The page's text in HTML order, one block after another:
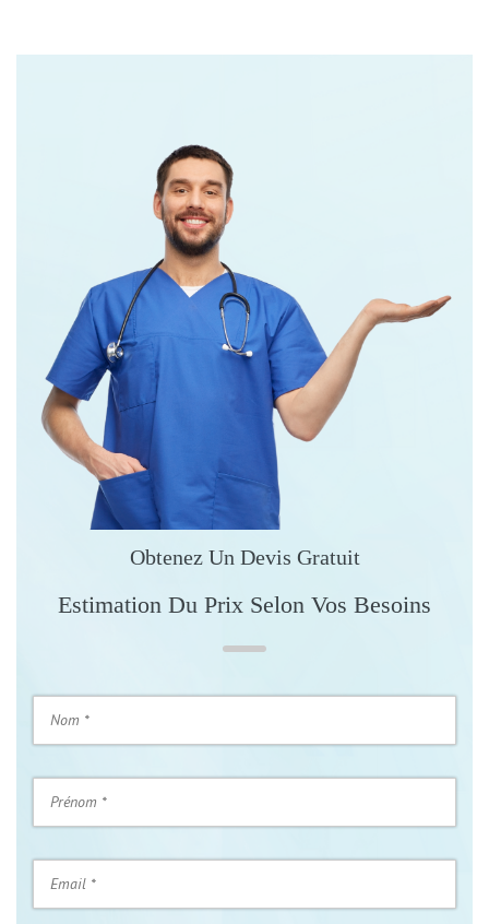
Obtenez Un Devis Gratuit
Estimation Du Prix Selon Vos Besoins